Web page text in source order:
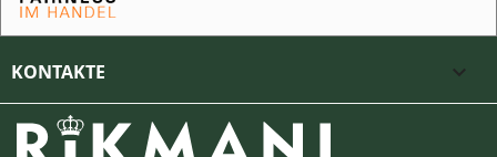
KONTAKTE 